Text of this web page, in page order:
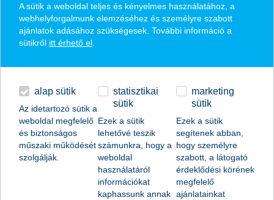
perc)
kisebb vagy nagyobb összegű, egyszeri vagy alkalmankénti
visszahívást kérek
K&H mobilbank/e-bank
időpontot foglalok
A sütik a weboldal teljes és kényelmes használatához, a
webhelyforgalmunk elemzéséhez és személyre szabott
ajánlatok adásához szükségesek. További információ a
sütikről itt érhető el
alap sütik
Az idetartozó sütik a
weboldal megfelelő
és biztonságos
műszaki működését
szolgálják.
statisztikai
sütik
Ezek a sütik
lehetővé teszik
számunkra, hogy a
weboldal
használatáról
információkat
kaphassunk annak
marketing
sütik
Ezek a sütik
segítenek abban,
hogy személyre
szabott, a látogató
érdeklődési körének
megfelelő
ajánlatainkat